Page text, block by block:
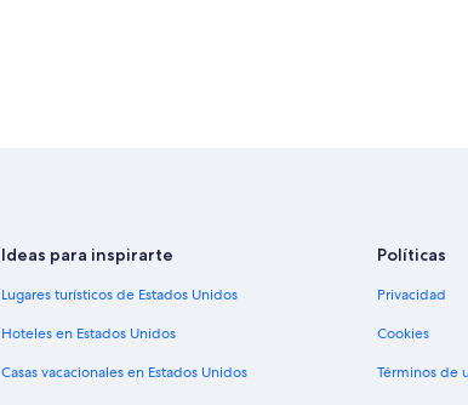
Ideas para inspirarte
Lugares turísticos de Estados Unidos
Hoteles en Estados Unidos
Casas vacacionales en Estados Unidos
Políticas
Privacidad
Cookies
Términos de